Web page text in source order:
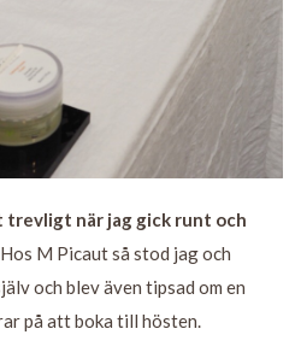
trevligt när jag gick runt och
Hos M Picaut så stod jag och
och blev även tipsad om en
på att boka till hösten.